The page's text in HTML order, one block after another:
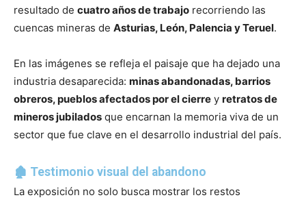
resultado de cuatro años de trabajo recorriendo las
cuencas mineras de Asturias, León, Palencia y Teruel.
En las imágenes se refleja el paisaje que ha dejado una
industria desaparecida: minas abandonadas, barrios
obreros, pueblos afectados por el cierre y retratos de
mineros jubilados que encarnan la memoria viva de un
sector que fue clave en el desarrollo industrial del país.
🏚️ Testimonio visual del abandono
La exposición no solo busca mostrar los restos